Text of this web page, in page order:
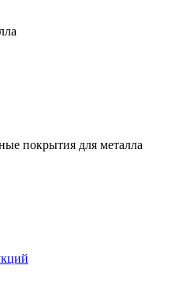
покрытия для металла